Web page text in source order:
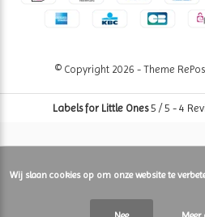
© Copyright 2026 - Theme
Labels for Little Ones5 / 5 - 4
Wij slaan cookies op om onze website te